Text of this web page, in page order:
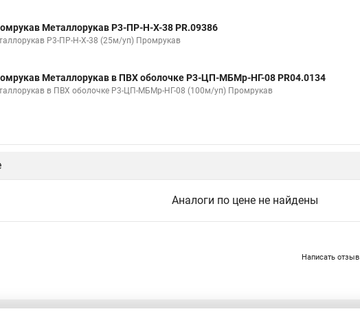
Металлорукав Р3-ПР-Н-Х-38 PR.09386
Р3-ПР-Н-Х-38 (25м/уп) Промрукав
Металлорукав в ПВХ оболочке Р3-ЦП-МБМр-НГ-08 PR04.0134
в ПВХ оболочке Р3-ЦП-МБМр-НГ-08 (100м/уп) Промрукав
Аналоги по цене не найдены
Написать отзыв